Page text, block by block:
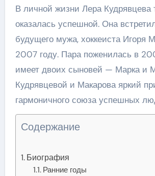
В личной жизни Лера Кудрявцева
оказалась успешной. Она
будущего мужа, хоккеиста Игоря
2007 году. Пара поженилась в
имеет двоих сыновей — Марка и
Кудрявцевой и Макарова яркий
гармоничного союза успешных
Содержание
Биография
Ранние годы